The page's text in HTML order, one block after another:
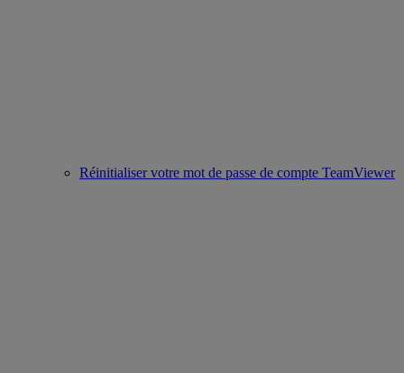
Réinitialiser votre mot de passe de compte TeamViewer